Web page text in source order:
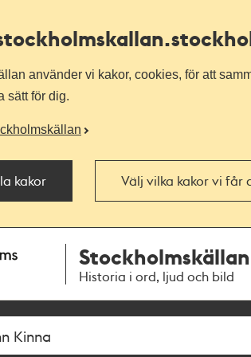
använder vi kakor, cookies, för att
sätt för dig.
kakor Välj vilka kakor vi får
Stockholmskällan
Historia i ord, ljud och bild